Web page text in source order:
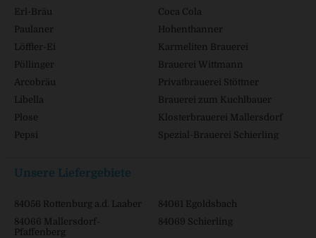
Erl-Bräu
Coca Cola
Paulaner
Hohenthanner
Löffler-Ei
Karmeliten Brauerei
Pöllinger
Brauerei Wittmann
Arcobräu
Privatbrauerei Stöttner
Libella
Brauerei zum Kuchlbauer
Plose
Klosterbrauerei Mallersdorf
Pepsi
Spezial-Brauerei Schierling
Unsere Liefergebiete
84056 Rottenburg a.d. Laaber
84061 Egoldsbach
84066 Mallersdorf-
Pfaffenberg
84069 Schierling